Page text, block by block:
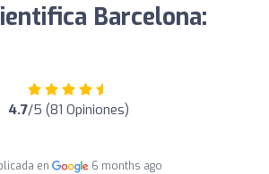
Barcelona:
4.7/5 (81 Opiniones)
en 6 months ago